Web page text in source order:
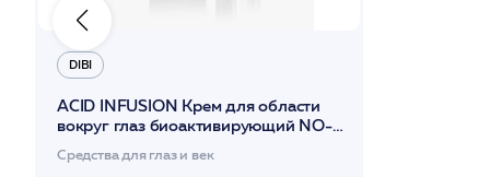
DIBI
ACID INFUSION Крем для области
вокруг глаз биоактивирующий NO-
AGE 10 мл /DIBI
Средства для глаз и век